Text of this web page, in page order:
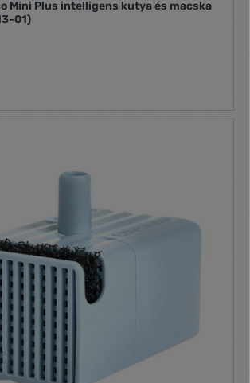
Mini Plus intelligens kutya és macska
01)